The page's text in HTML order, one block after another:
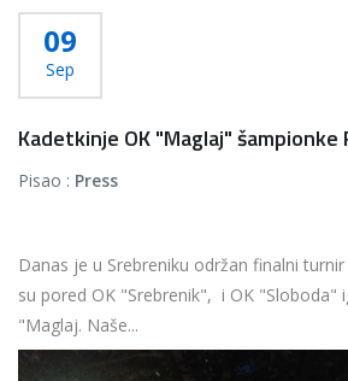
09
Sep
Kadetkinje OK "Maglaj" šampionke
Pisao : Press
Danas je u Srebreniku održan finalni
su pored OK "Srebrenik", i OK "Sloboda"
"Maglaj. Naše...
Više...